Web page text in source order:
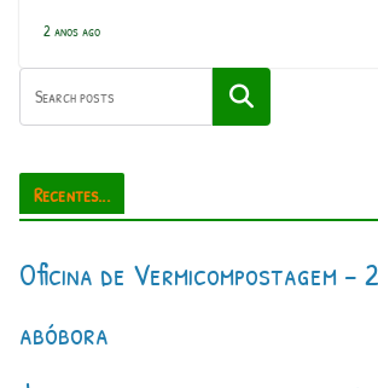
2 anos ago
Pesquisar
Recentes...
Oficina de Vermicompostagem
abóbora